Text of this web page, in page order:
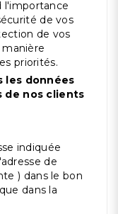
l'importance
de vos
de vos
priorités.
les données
de nos clients
indiquée
de
) dans le bon
dans la